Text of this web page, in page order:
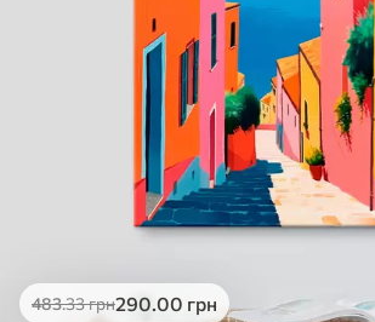
483.33грн290.00 грн